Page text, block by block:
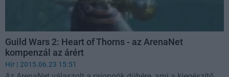
Guild Wars 2: Heart of Thorns - az ArenaNet
kompenzál az árért
Hír | 2015.06.23 15:51